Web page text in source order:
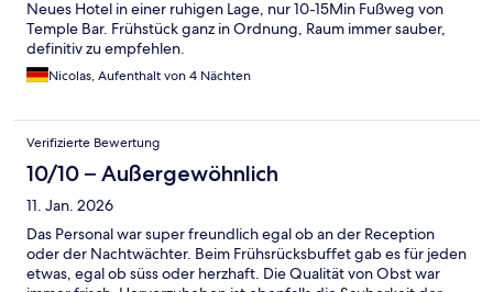
Neues Hotel in einer ruhigen Lage, nur 10-15Min Fußweg von
Temple Bar. Frühstück ganz in Ordnung, Raum immer sauber,
definitiv zu empfehlen.
Nicolas, Aufenthalt von 4 Nächten
Verifizierte Bewertung
10/10 – Außergewöhnlich
11. Jan. 2026
Das Personal war super freundlich egal ob an der Reception
oder der Nachtwächter. Beim Frühsrücksbuffet gab es für jeden
etwas, egal ob süss oder herzhaft. Die Qualität von Obst war